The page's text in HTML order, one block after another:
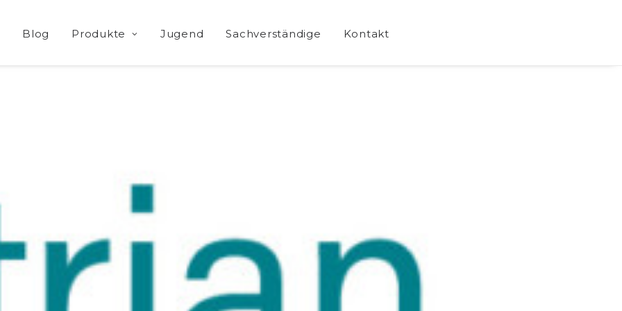
Blog Produkte Jugend Sachverständige Kontakt